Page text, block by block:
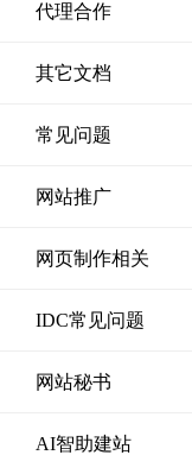
代理合作
其它文档
常见问题
网站推广
网页制作相关
IDC常见问题
网站秘书
AI智助建站